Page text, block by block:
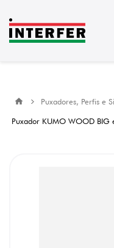
Puxadores, Perfis e
Puxador KUMO WOOD